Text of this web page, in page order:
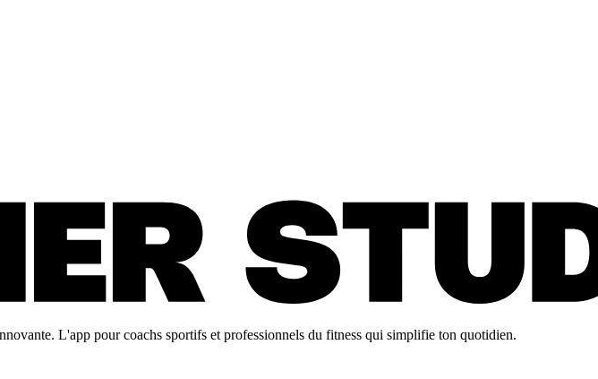
L'app pour coachs sportifs et professionnels du fitness qui simplifie ton quotidien.